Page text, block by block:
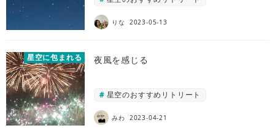
りな 2023-05-13
星空に包まれる 夜風を感じる
星空のおすすめリトリート
みわ 2023-04-21